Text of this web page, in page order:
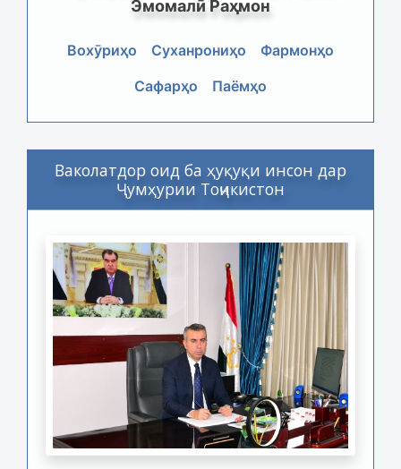
Эмомалӣ Раҳмон
Вохӯриҳо Суханрониҳо
Фармонҳо
Сафарҳо
Паёмҳо
Ваколатдор оид ба ҳуқуқи инсон дар
Ҷумҳурии Тоҷикистон